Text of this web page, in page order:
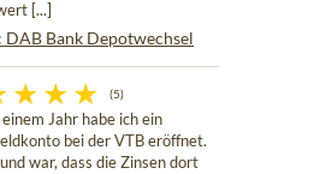
[...]
DAB Bank Depotwechsel
(5)
Jahr habe ich ein
bei der VTB eröffnet.
war, dass die Zinsen dort